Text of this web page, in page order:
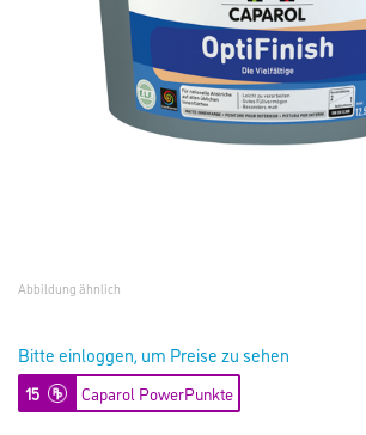
Abbildung ähnlich
Bitte einloggen, um Preise zu sehen
15 Caparol PowerPunkte